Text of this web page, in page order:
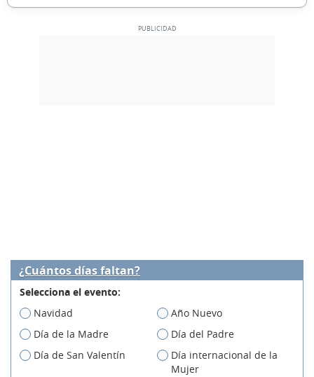
¿Cuántos días faltan?
Selecciona el evento:
Navidad
Año Nuevo
Día de la Madre
Día del Padre
Día de San Valentín
Día internacional de la
Mujer